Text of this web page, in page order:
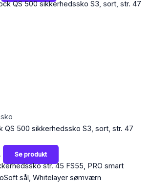
QS 500 sikkerhedssko S3, sort, str. 47
Se produkt